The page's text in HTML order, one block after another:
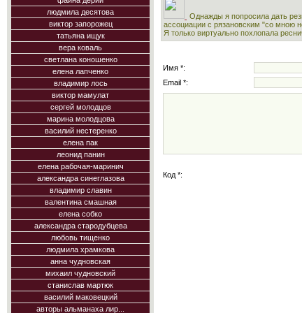
людмила десятова
виктор запорожец
татьяна ищук
вера коваль
светлана коношенко
елена лапченко
владимир лось
виктор мамулат
сергей молодцов
марина молодцова
василий нестеренко
елена пак
леонид панин
елена рабочая-маринич
александра синеглазова
владимир славин
валентина смашная
елена собко
александра стародубцева
любовь тищенко
людмила храмкова
анна чудновская
михаил чудновский
станислав мартюк
василий маковецкий
авторы альманаха лир...
Однажды я попросила дать
ассоциации с рязановским "со мною
Я только виртуально похлопала
Имя *:
Email *:
Код *: